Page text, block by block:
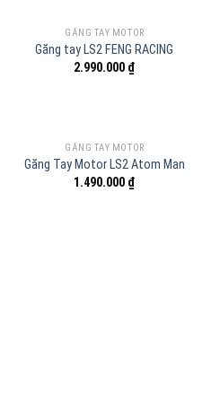
HẾT HÀNG
GĂNG TAY MOTOR
Găng tay LS2 FENG RACING
2.990.000 ₫
GĂNG TAY MOTOR
Găng Tay Motor LS2 Atom Man
1.490.000 ₫